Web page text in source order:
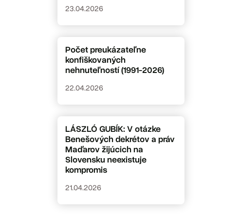
23.04.2026
Počet preukázateľne
konfiškovaných
nehnuteľností (1991-2026)
22.04.2026
LÁSZLÓ GUBÍK: V otázke
Benešových dekrétov a práv
Maďarov žijúcich na
Slovensku neexistuje
kompromis
21.04.2026